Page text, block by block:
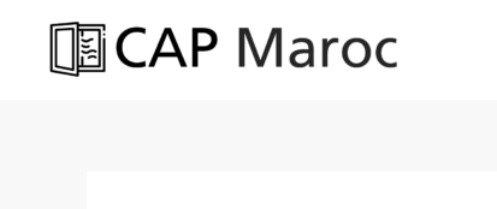
contenu